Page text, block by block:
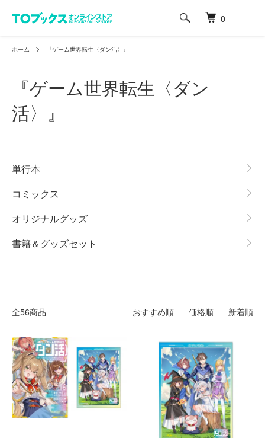
0
ホーム 『ゲーム世界転生〈ダン活〉』
『ゲーム世界転生〈ダン
活〉』
単行本
コミックス
オリジナルグッズ
書籍＆グッズセット
全56商品 おすすめ順 価格順 新着順